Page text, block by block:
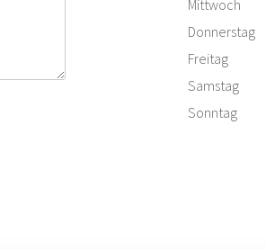
Mittwoch
Donnerstag
Freitag
Samstag
Sonntag